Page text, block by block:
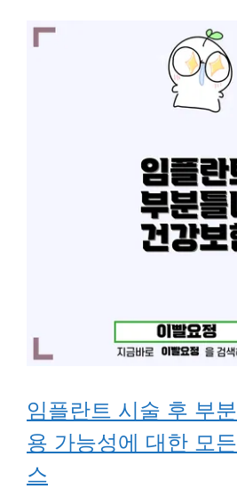
임플란트 시술 후 부
용 가능성에 대한 모
스